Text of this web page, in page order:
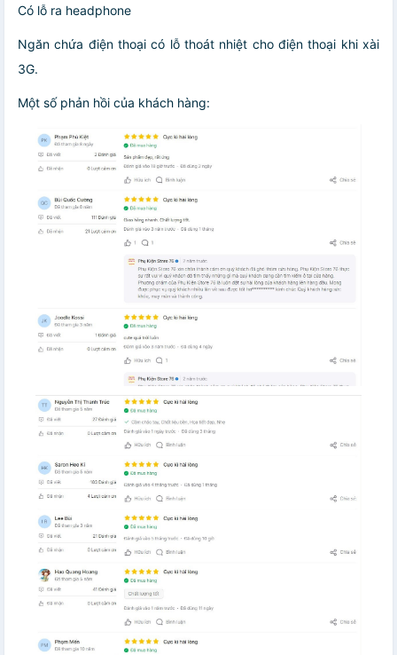
Có lỗ ra headphone
Ngăn chứa điện thoại có lỗ thoát nhiệt cho điện thoại khi xài
3G.
Một số phản hồi của khách hàng: